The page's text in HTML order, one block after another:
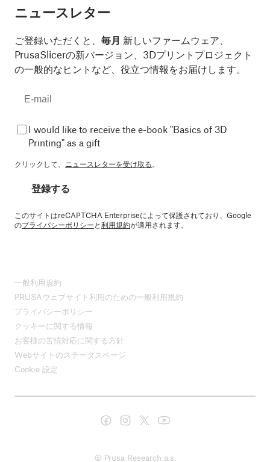
ニュースレター
ご登録いただくと、 毎月 新しいファームウェア、
PrusaSlicerの新バージョン、3Dプリントプロジェクト
の一般的なヒントなど、役立つ情報をお届けします。
I would like to receive the e-book "Basics of 3D
Printing" as a gift
クリックして、 ニュースレターを受け取る。
登録する
このサイトはreCAPTCHA Enterpriseによって保護されており、Google
のプライバシーポリシーと利用規約が適用されます。
一般利用規約
PRUSAウェブサイト利用のための一般利用規約
プライバシーポリシー
クッキーに関する情報
お客様の苦情対応に関する方針
Webサイトのステータスページ
Cookie 設定
© Prusa Research a.s.